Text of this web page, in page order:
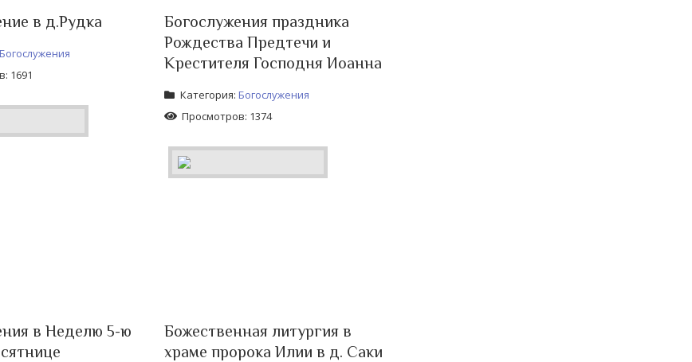
в д.Рудка
Богослужения
1691
Богослужения праздника
Рождества Предтечи и
Крестителя Господня Иоанна
Категория: Богослужения
Просмотров: 1374
в Неделю 5-ю
Божественная литургия в
храме пророка Илии в д. Саки